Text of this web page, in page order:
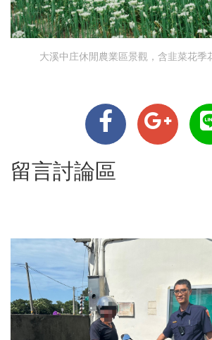
大溪中庄休閒農業區景觀，含韭菜花季
留言討論區